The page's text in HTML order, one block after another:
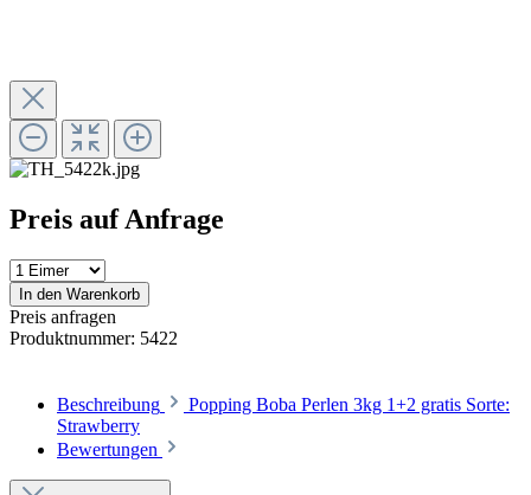
Preis auf Anfrage
In den Warenkorb
Preis anfragen
Produktnummer: 5422
Beschreibung
Popping Boba Perlen 3kg 1+2 gratis Sorte:
Strawberry
Bewertungen